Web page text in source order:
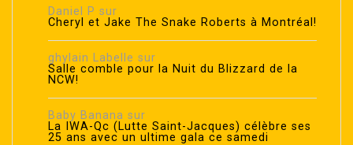
Daniel P sur
Cheryl et Jake The Snake Roberts à Montréal!
ghylain Labelle sur
Salle comble pour la Nuit du Blizzard de la
NCW!
Baby Banana sur
La IWA-Qc (Lutte Saint-Jacques) célèbre ses
25 ans avec un ultime gala ce samedi